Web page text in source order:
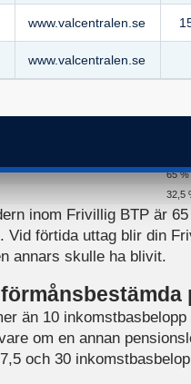
www.valcentralen.se
www.valcentralen.se
För lönedelar
procent.
kr år 2026. Om du
65 %
32,5
inom Frivillig BTP är
Vid förtida uttag blir din
annars skulle ha blivit.
än 10
om en annan
och 30